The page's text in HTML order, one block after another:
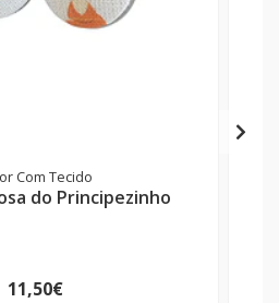
Com Tecido
do Principezinho
11,50€